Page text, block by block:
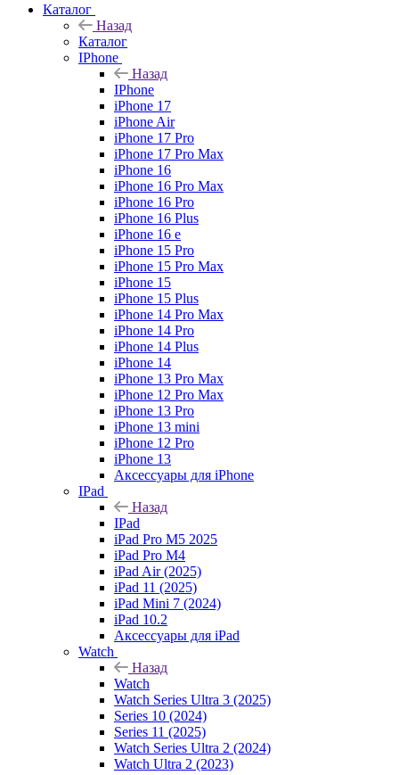
Каталог
Назад
Каталог
IPhone
Назад
IPhone
iPhone 17
iPhone Air
iPhone 17 Pro
iPhone 17 Pro Max
iPhone 16
iPhone 16 Pro Max
iPhone 16 Pro
iPhone 16 Plus
iPhone 16 e
iPhone 15 Pro
iPhone 15 Pro Max
iPhone 15
iPhone 15 Plus
iPhone 14 Pro Max
iPhone 14 Pro
iPhone 14 Plus
iPhone 14
iPhone 13 Pro Max
iPhone 12 Pro Max
iPhone 13 Pro
iPhone 13 mini
iPhone 12 Pro
iPhone 13
Аксессуары для iPhone
IPad
Назад
IPad
iPad Pro M5 2025
iPad Pro M4
iPad Air (2025)
iPad 11 (2025)
iPad Mini 7 (2024)
iPad 10.2
Аксессуары для iPad
Watch
Назад
Watch
Watch Series Ultra 3 (2025)
Series 10 (2024)
Series 11 (2025)
Watch Series Ultra 2 (2024)
Watch Ultra 2 (2023)